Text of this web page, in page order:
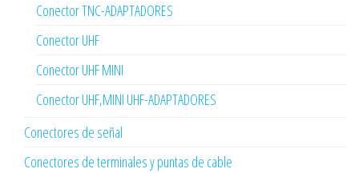
Conector TNC-ADAPTADORES
Conector UHF
Conector UHF MINI
Conector UHF,MINI UHF-ADAPTADORES
Conectores de señal
Conectores de terminales y puntas de cable